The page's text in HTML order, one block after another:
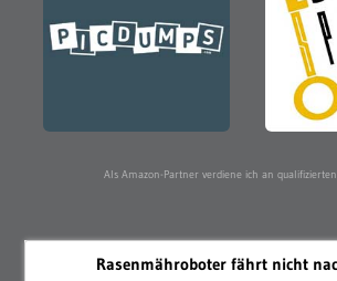
Als Amazon-Partner verdiene ich an
Rasenmähroboter fährt nicht